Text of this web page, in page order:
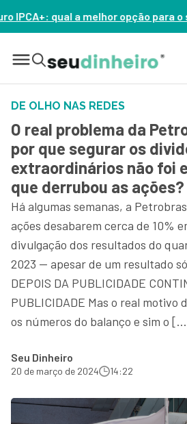
para o seu dinheiro hoje? –
DE OLHO NAS REDES
O real problema da
por que segurar os
extraordinários não foi
que derrubou as ações?
Há algumas semanas, a
ações desabarem cerca de 10%
divulgação dos resultados do
2023 — apesar de um resultado
DEPOIS DA PUBLICIDADE
PUBLICIDADE Mas o real motivo
os números do balanço e sim o
Seu Dinheiro
20 de março de 2024 14:22